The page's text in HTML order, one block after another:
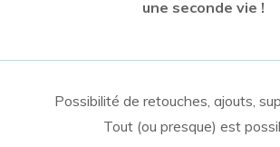
une seconde vie !
Possibilité de retouches, ajouts,
Tout (ou presque) est